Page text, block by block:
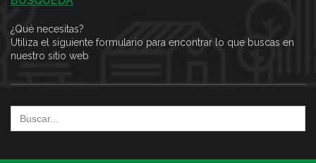
¿Qué necesitas?
Utiliza el siguiente formulario para encontrar lo que buscas en
nuestro sitio web
Search
for: